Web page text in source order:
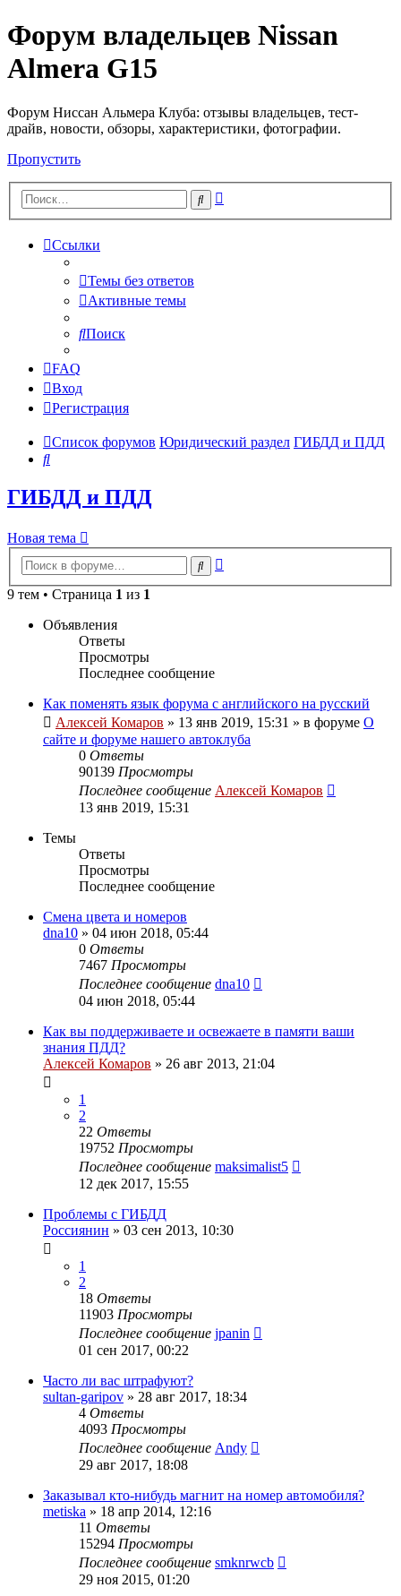
Форум владельцев Nissan
Almera G15
Форум Ниссан Альмера Клуба: отзывы владельцев, тест-
драйв, новости, обзоры, характеристики, фотографии.
Пропустить
Поиск
Ссылки
Темы без ответов
Активные темы
Поиск
FAQ
Вход
Регистрация
Список форумов Юридический раздел ГИБДД и ПДД
Поиск
ГИБДД и ПДД
Новая тема
Поиск
9 тем • Страница 1 из 1
Объявления
Ответы
Просмотры
Последнее сообщение
Как поменять язык форума с английского на русский
Алексей Комаров » 13 янв 2019, 15:31 » в форуме О
сайте и форуме нашего автоклуба
0 Ответы
90139 Просмотры
Последнее сообщение Алексей Комаров
13 янв 2019, 15:31
Темы
Ответы
Просмотры
Последнее сообщение
Смена цвета и номеров
dna10 » 04 июн 2018, 05:44
0 Ответы
7467 Просмотры
Последнее сообщение dna10
04 июн 2018, 05:44
Как вы поддерживаете и освежаете в памяти ваши
знания ПДД?
Алексей Комаров » 26 авг 2013, 21:04
1
2
22 Ответы
19752 Просмотры
Последнее сообщение maksimalist5
12 дек 2017, 15:55
Проблемы с ГИБДД
Россиянин » 03 сен 2013, 10:30
1
2
18 Ответы
11903 Просмотры
Последнее сообщение jpanin
01 сен 2017, 00:22
Часто ли вас штрафуют?
sultan-garipov » 28 авг 2017, 18:34
4 Ответы
4093 Просмотры
Последнее сообщение Andy
29 авг 2017, 18:08
Заказывал кто-нибудь магнит на номер автомобиля?
metiska » 18 апр 2014, 12:16
11 Ответы
15294 Просмотры
Последнее сообщение smknrwcb
29 ноя 2015, 01:20